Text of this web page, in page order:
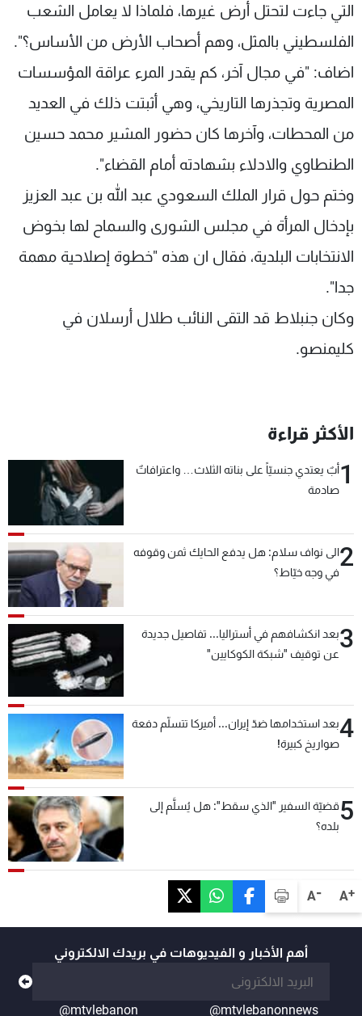
A+
A-
التي جاءت لتحتل أرض غيرها، فلماذا لا يعامل الشعب
الفلسطيني بالمثل، وهم أصحاب الأرض من الأساس؟".
اضاف: "في مجال آخر، كم يقدر المرء عراقة المؤسسات
المصرية وتجذرها التاريخي، وهي أثبتت ذلك في العديد
من المحطات، وآخرها كان حضور المشير محمد حسين
الطنطاوي والادلاء بشهادته أمام القضاء".
وختم حول قرار الملك السعودي عبد الله بن عبد العزيز
بإدخال المرأة في مجلس الشورى والسماح لها بخوض
الانتخابات البلدية، فقال ان هذه "خطوة إصلاحية مهمة
جدا".
وكان جنبلاط قد التقى النائب طلال أرسلان في
كليمنصو.
الأكثر قراءة
1أبٌ يعتدي جنسيّاً على بناته الثلاث… واعترافاتٌ
صادمة
2الى نواف سلام: هل يدفع الحايك ثمن وقوفه
في وجه خيّاط؟
3بعد انكشافهم في أستراليا... تفاصيل جديدة
عن توقيف "شبكة الكوكايين"
4بعد استخدامها ضدّ إيران... أميركا تتسلّم دفعة
صواريخ كبيرة!
5قضيّة السفير "الذي سقط": هل يُسلَّم إلى
بلده؟
أهم الأخبار و الفيديوهات في بريدك الالكتروني
@mtvlebanonnews
@mtvlebanon